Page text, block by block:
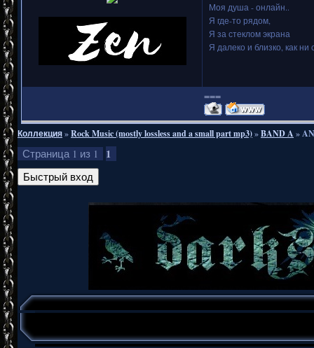
Моя душа - онлайн..
Я где-то рядом,
Я за стеклом экрана
Я далеко и близко, как ни
===
Коллекция»Rock Music (mostly lossless and a small part mp3)»BAND A »
Страница 1 из 1 1